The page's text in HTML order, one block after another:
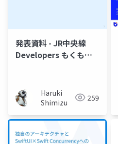
発表資料 - JR中央線
Developers もくもく
Haruki
Shimizu
259